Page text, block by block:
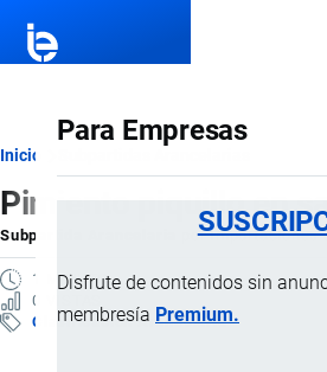
Para Empresas
Disfrute de contenidos sin
membresía Premium.
Ruta
de
navegación
Inicio
Pimiento piquillo en
Subpartida Arancelaria porImportaciones
1 MINUTO
0 VISTAS
Clasificación Arancelaria